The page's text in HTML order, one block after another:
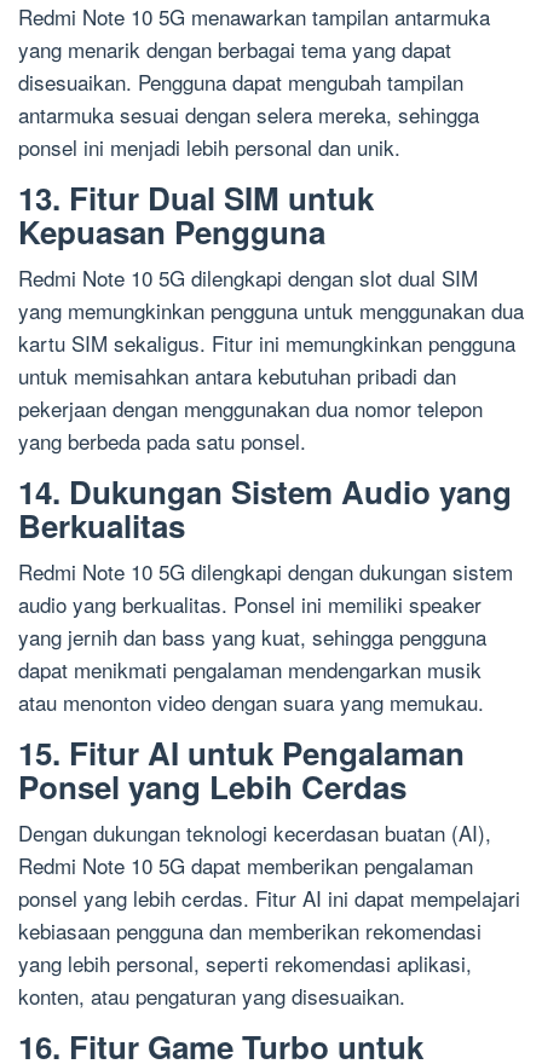
Redmi Note 10 5G menawarkan tampilan antarmuka
yang menarik dengan berbagai tema yang dapat
disesuaikan. Pengguna dapat mengubah tampilan
antarmuka sesuai dengan selera mereka, sehingga
ponsel ini menjadi lebih personal dan unik.
13. Fitur Dual SIM untuk
Kepuasan Pengguna
Redmi Note 10 5G dilengkapi dengan slot dual SIM
yang memungkinkan pengguna untuk menggunakan dua
kartu SIM sekaligus. Fitur ini memungkinkan pengguna
untuk memisahkan antara kebutuhan pribadi dan
pekerjaan dengan menggunakan dua nomor telepon
yang berbeda pada satu ponsel.
14. Dukungan Sistem Audio yang
Berkualitas
Redmi Note 10 5G dilengkapi dengan dukungan sistem
audio yang berkualitas. Ponsel ini memiliki speaker
yang jernih dan bass yang kuat, sehingga pengguna
dapat menikmati pengalaman mendengarkan musik
atau menonton video dengan suara yang memukau.
15. Fitur AI untuk Pengalaman
Ponsel yang Lebih Cerdas
Dengan dukungan teknologi kecerdasan buatan (AI),
Redmi Note 10 5G dapat memberikan pengalaman
ponsel yang lebih cerdas. Fitur AI ini dapat mempelajari
kebiasaan pengguna dan memberikan rekomendasi
yang lebih personal, seperti rekomendasi aplikasi,
konten, atau pengaturan yang disesuaikan.
16. Fitur Game Turbo untuk